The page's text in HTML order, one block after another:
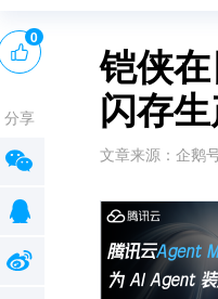
铠侠
闪存
文章来源： 企鹅
0
分享